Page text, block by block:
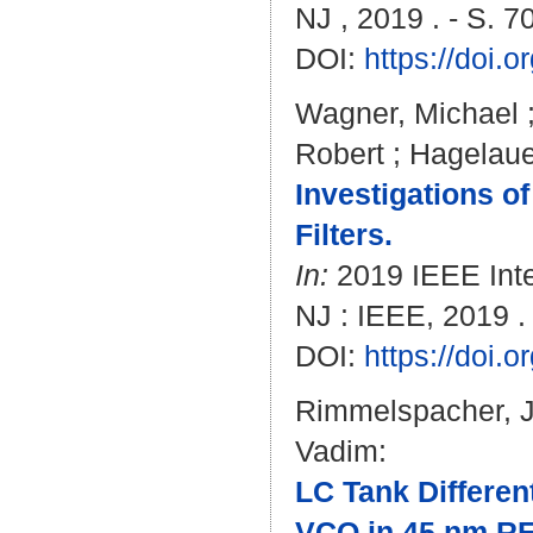
NJ , 2019 . - S.
DOI: https://
Wagner, Michael
Robert ;
Investigations
Filters.
In: 2019 IEEE
NJ : IEEE, 2019
DOI: https://
Rimmelspacher,
Vadim:
LC Tank